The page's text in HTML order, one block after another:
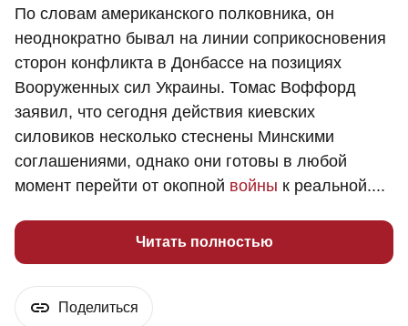
По словам американского полковника, он
неоднократно бывал на линии соприкосновения
сторон конфликта в Донбассе на позициях
Вооруженных сил Украины. Томас Воффорд
заявил, что сегодня действия киевских
силовиков несколько стеснены Минскими
соглашениями, однако они готовы в любой
момент перейти от окопной войны к реальной....
Читать полностью
Поделиться